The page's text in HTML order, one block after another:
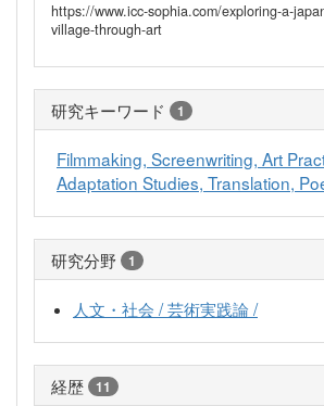
https://www.icc-sophia.com/exploring-a-
village-through-art
研究キーワード 1
Filmmaking, Screenwriting, Art
Adaptation Studies, Translation,
研究分野 1
人文・社会 / 芸術実践論 /
経歴 11